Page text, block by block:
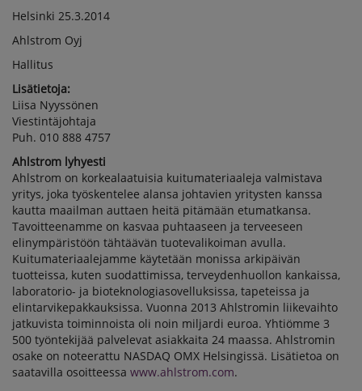
Helsinki 25.3.2014
Ahlstrom Oyj
Hallitus
Lisätietoja:
Liisa Nyyssönen
Viestintäjohtaja
Puh. 010 888 4757
Ahlstrom lyhyesti
Ahlstrom on korkealaatuisia kuitumateriaaleja valmistava
yritys, joka työskentelee alansa johtavien yritysten kanssa
kautta maailman auttaen heitä pitämään etumatkansa.
Tavoitteenamme on kasvaa puhtaaseen ja terveeseen
elinympäristöön tähtäävän tuotevalikoiman avulla.
Kuitumateriaalejamme käytetään monissa arkipäivän
tuotteissa, kuten suodattimissa, terveydenhuollon kankaissa,
laboratorio- ja bioteknologiasovelluksissa, tapeteissa ja
elintarvikepakkauksissa. Vuonna 2013 Ahlstromin liikevaihto
jatkuvista toiminnoista oli noin miljardi euroa. Yhtiömme 3
500 työntekijää palvelevat asiakkaita 24 maassa. Ahlstromin
osake on noteerattu NASDAQ OMX Helsingissä. Lisätietoa on
saatavilla osoitteessa www.ahlstrom.com.